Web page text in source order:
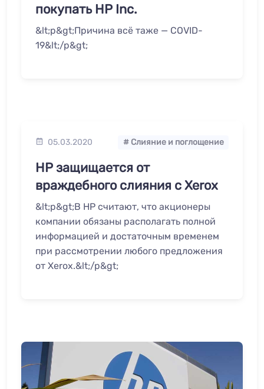
покупать HP Inc.
&lt;p&gt;Причина всё таже — COVID-
19&lt;/p&gt;
05.03.2020 # Слияние и поглощение
HP защищается от
враждебного слияния с Xerox
&lt;p&gt;В HP считают, что акционеры
компании обязаны располагать полной
информацией и достаточным временем
при рассмотрении любого предложения
от Xerox.&lt;/p&gt;